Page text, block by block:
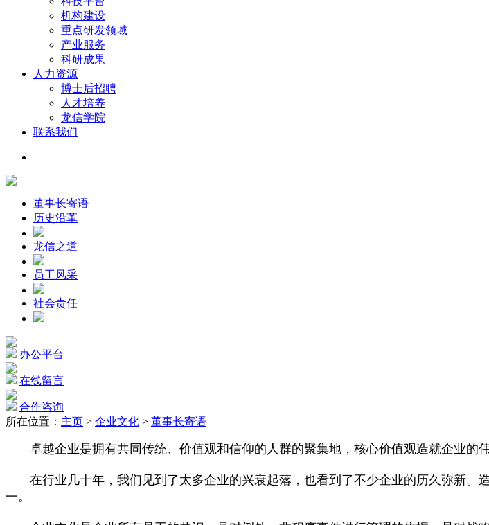
机构建设
重点研发领域
产业服务
科研成果
人力资源
博士后招聘
人才培养
龙信学院
联系我们
董事长寄语
历史沿革
龙信之道
员工风采
社会责任
办公平台
在线留言
合作咨询
所在位置： 主页 > 企业文化 > 董事长寄语
卓越企业是拥有共同传统、价值观和信仰的人群的聚集地，核心价值观造就企业的伟
在行业几十年，我们见到了太多企业的兴衰起落，也看到了不少企业的历久弥新。
一。